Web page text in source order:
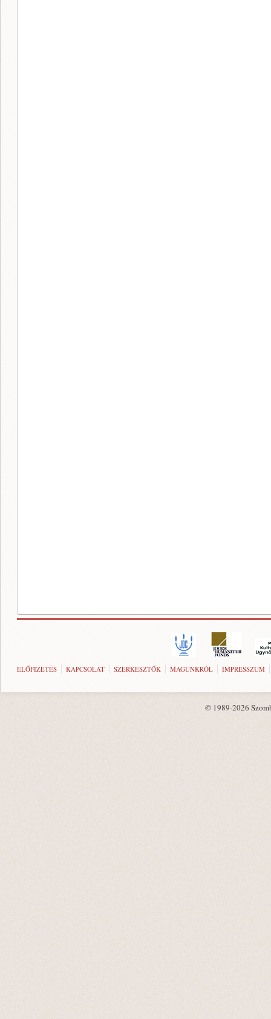
ELŐFIZETÉS KAPCSOLAT SZERKESZTŐK MAGUNKRÓL IMPRESSZUM
© 1989-2026